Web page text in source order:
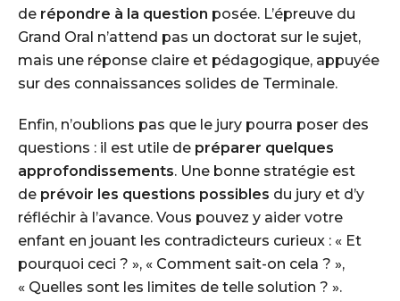
de répondre à la question posée. L’épreuve du
Grand Oral n’attend pas un doctorat sur le sujet,
mais une réponse claire et pédagogique, appuyée
sur des connaissances solides de Terminale.
Enfin, n’oublions pas que le jury pourra poser des
questions : il est utile de préparer quelques
approfondissements. Une bonne stratégie est
de prévoir les questions possibles du jury et d’y
réfléchir à l’avance. Vous pouvez y aider votre
enfant en jouant les contradicteurs curieux : « Et
pourquoi ceci ? », « Comment sait-on cela ? »,
« Quelles sont les limites de telle solution ? ».